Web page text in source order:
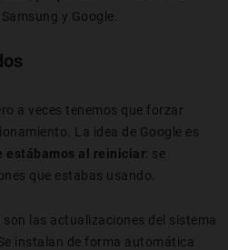
y Google.
a veces tenemos que forzar
La idea de Google es
estábamos al reiniciar: se
que estabas usando.
las actualizaciones del sistema
instalan de forma automática